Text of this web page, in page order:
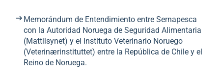
Memorándum de Entendimiento entre Sernapesca
con la Autoridad Noruega de Seguridad Alimentaria
(Mattilsynet) y el Instituto Veterinario Noruego
(Veterinærinstituttet) entre la República de Chile y el
Reino de Noruega.